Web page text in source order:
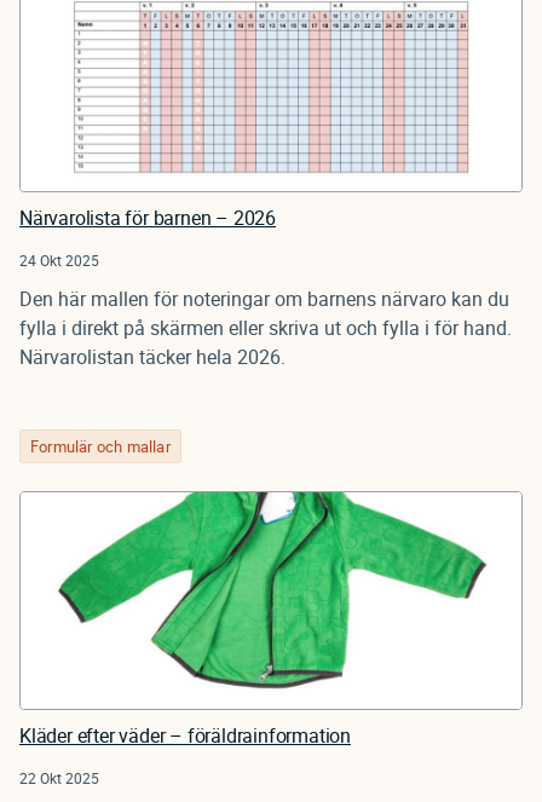
Närvarolista för barnen – 2026
24 Okt 2025
Den här mallen för noteringar om barnens närvaro kan du
fylla i direkt på skärmen eller skriva ut och fylla i för hand.
Närvarolistan täcker hela 2026.
Formulär och mallar
Kläder efter väder – föräldrainformation
22 Okt 2025